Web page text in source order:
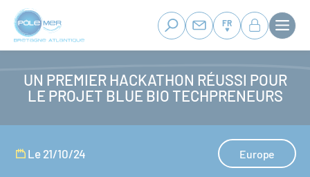
Panneau de gestion des cookies
Aller
contenu
FR
UN PREMIER HACKATHON RÉUSSI POUR
LE PROJET BLUE BIO TECHPRENEURS
Le 21/10/24 Europe